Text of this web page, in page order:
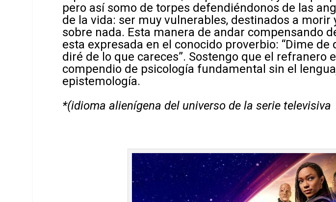
pero así somo de torpes defendiéndonos de las
de la vida: ser muy vulnerables, destinados a morir
sobre nada. Esta manera de andar compensando
esta expresada en el conocido proverbio: “Dime de
diré de lo que careces”. Sostengo que el refranero
compendio de psicología fundamental sin el
epistemología.
*(idioma alienígena del universo de la serie televisiva